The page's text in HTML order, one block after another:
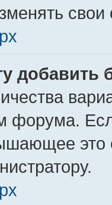
свои
добавить
форума.
это